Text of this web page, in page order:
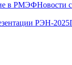
в РМЭФНовости
РЭН-2025